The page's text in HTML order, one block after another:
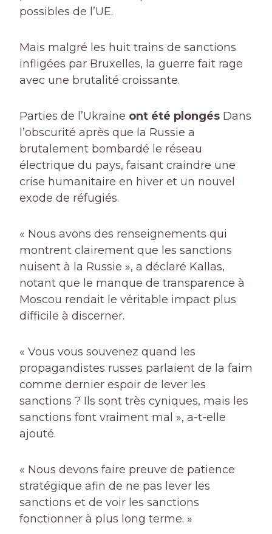
possibles de l’UE.
Mais malgré les huit trains de sanctions
infligées par Bruxelles, la guerre fait rage
avec une brutalité croissante.
Parties de l’Ukraine ont été plongés Dans
l’obscurité après que la Russie a
brutalement bombardé le réseau
électrique du pays, faisant craindre une
crise humanitaire en hiver et un nouvel
exode de réfugiés.
« Nous avons des renseignements qui
montrent clairement que les sanctions
nuisent à la Russie », a déclaré Kallas,
notant que le manque de transparence à
Moscou rendait le véritable impact plus
difficile à discerner.
« Vous vous souvenez quand les
propagandistes russes parlaient de la faim
comme dernier espoir de lever les
sanctions ? Ils sont très cyniques, mais les
sanctions font vraiment mal », a-t-elle
ajouté.
« Nous devons faire preuve de patience
stratégique afin de ne pas lever les
sanctions et de voir les sanctions
fonctionner à plus long terme. »